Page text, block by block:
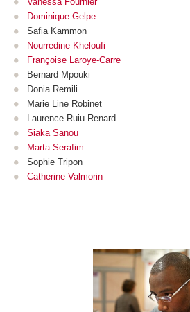
Dominique Gelpe
Safia Kammon
Nourredine Kheloufi
Françoise Laroye-Carre
Bernard Mpouki
Donia Remili
Marie Line Robinet
Laurence Ruiu-Renard
Siaka Sanou
Marta Serafim
Sophie Tripon
Catherine Valmorin